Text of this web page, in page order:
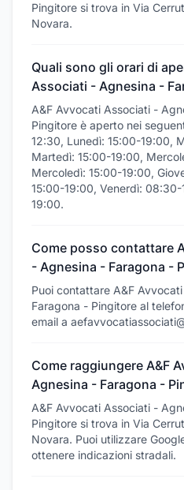
Pingitore si trova in Via
Novara.
Quali sono gli orari di
Associati - Agnesina -
A&F Avvocati Associati -
Pingitore è aperto nei
12:30, Lunedì: 15:00-19:00,
Martedì: 15:00-19:00,
Mercoledì: 15:00-19:00,
15:00-19:00, Venerdì:
19:00.
Come posso contattare
- Agnesina - Faragona -
Puoi contattare A&F
Faragona - Pingitore al
email a
Come raggiungere A&F
Agnesina - Faragona -
A&F Avvocati Associati -
Pingitore si trova in Via
Novara. Puoi utilizzare
ottenere indicazioni stradali.